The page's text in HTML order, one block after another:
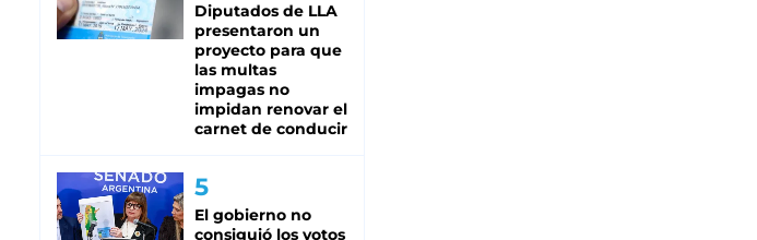
Diputados de LLA
presentaron un
proyecto para que
las multas
impagas no
impidan renovar el
carnet de conducir
El gobierno no
consiguió los votos